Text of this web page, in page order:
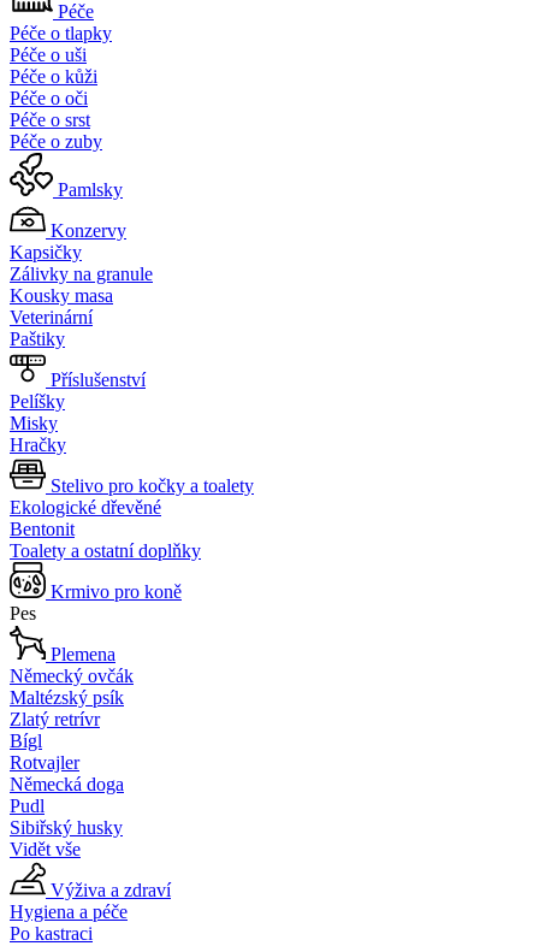
Péče
Péče o tlapky
Péče o uši
Péče o kůži
Péče o oči
Péče o srst
Péče o zuby
Pamlsky
Konzervy
Kapsičky
Zálivky na granule
Kousky masa
Veterinární
Paštiky
Příslušenství
Pelíšky
Misky
Hračky
Stelivo pro kočky a toalety
Ekologické dřevěné
Bentonit
Toalety a ostatní doplňky
Krmivo pro koně
Pes
Plemena
Německý ovčák
Maltézský psík
Zlatý retrívr
Bígl
Rotvajler
Německá doga
Pudl
Sibiřský husky
Vidět vše
Výživa a zdraví
Hygiena a péče
Po kastraci